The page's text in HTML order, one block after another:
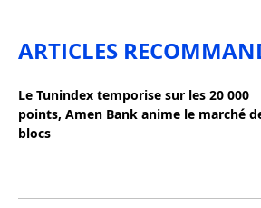
ARTICLES
Le Tunindex temporise sur les 20 000
points, Amen Bank anime le marché
blocs